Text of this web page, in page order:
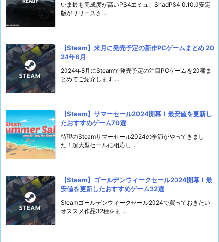
いま最も完成度が高いPS4エミュ、ShadPS4 0.10.0安定
版がリリースさ ...
【Steam】来月に発売予定の新作PCゲームまとめ 20
24年8月
2024年8月にSteamで発売予定の注目PCゲームを20種ま
とめてご紹介します ...
【Steam】サマーセール2024開幕！最安値を更新し
たおすすめゲーム70選
待望のSteamサマーセール2024の季節がやってきまし
た！超大型セールに相応し ...
【Steam】ゴールデンウィークセール2024開幕！最
安値を更新したおすすめゲーム32選
Steamゴールデンウィークセール2024で買っておきたい
オススメ作品32種をま ...